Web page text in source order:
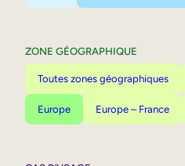
ZONE GÉOGRAPHIQUE
Toutes zones géographiques
Europe Europe – France